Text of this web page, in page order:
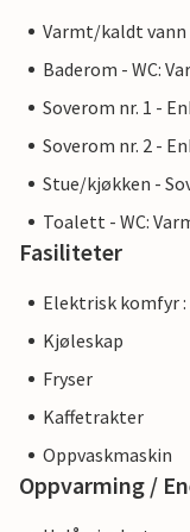
Varmt/kaldt
Baderom - WC:
Soverom nr. 1 -
Soverom nr. 2 -
Stue/kjøkken -
Toalett - WC:
Fasiliteter
Elektrisk komfyr
Kjøleskap
Fryser
Kaffetrakter
Oppvaskmaskin
Oppvarming /